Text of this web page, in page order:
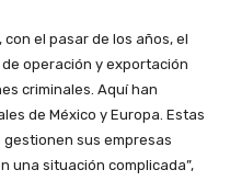
el pasar de los años, el
operación y exportación
criminales. Aquí han
de México y Europa. Estas
gestionen sus empresas
una situación complicada”,